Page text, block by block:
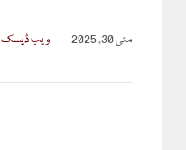
مئی 30, 2025 ویب ڈیسک